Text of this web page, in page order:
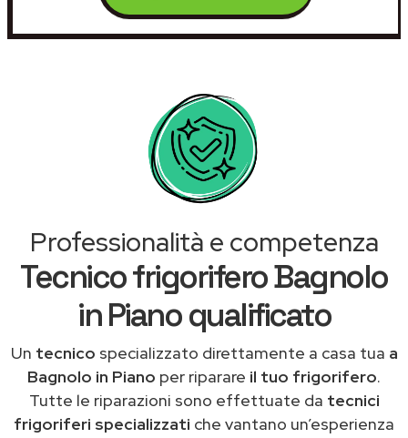
Professionalità e competenza
Tecnico frigorifero Bagnolo
in Piano qualificato
Un tecnico specializzato direttamente a casa tua a
Bagnolo in Piano per riparare il tuo frigorifero.
Tutte le riparazioni sono effettuate da tecnici
frigoriferi specializzati che vantano un’esperienza